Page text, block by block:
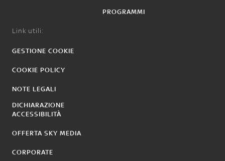
PROGRAMMI
Link utili:
GESTIONE COOKIE
COOKIE POLICY
NOTE LEGALI
DICHIARAZIONE
ACCESSIBILITÀ
OFFERTA SKY MEDIA
CORPORATE